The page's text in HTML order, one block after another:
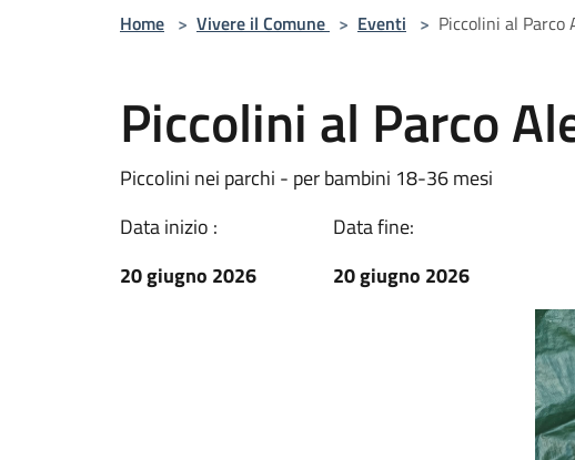
Home > Vivere il Comune > Eventi > Piccolini al Parco
Piccolini al Parco
Piccolini nei parchi - per bambini 18-36 mesi
Data inizio :
20 giugno 2026
Data fine:
20 giugno 2026